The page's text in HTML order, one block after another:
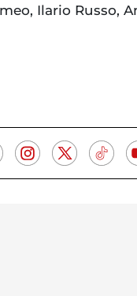
Ilario Russo,